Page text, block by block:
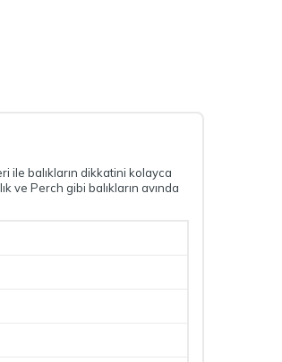
ile balıkların dikkatini kolayca
ve Perch gibi balıkların avında